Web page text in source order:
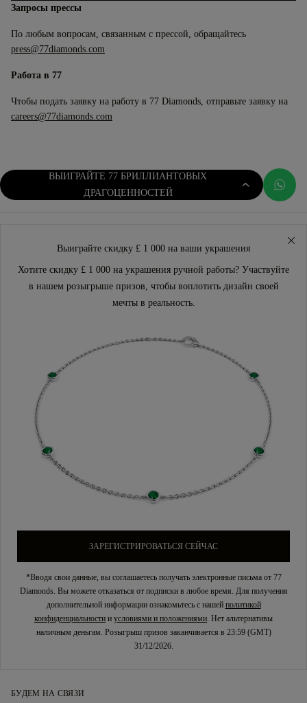
Запросы прессы
По любым вопросам, связанным с прессой, обращайтесь
press@77diamonds.com
Работа в 77
Чтобы подать заявку на работу в 77 Diamonds, отправьте заявку на
careers@77diamonds.com
ВЫИГРАЙТЕ 77 БРИЛЛИАНТОВЫХ
ДРАГОЦЕННОСТЕЙ
Выиграйте скидку £ 1 000 на ваши украшения
Хотите скидку £ 1 000 на украшения ручной работы? Участвуйте
в нашем розыгрыше призов, чтобы воплотить дизайн своей
мечты в реальность.
ЗАРЕГИСТРИРОВАТЬСЯ СЕЙЧАС
*Вводя свои данные, вы соглашаетесь получать электронные письма от 77
Diamonds. Вы можете отказаться от подписки в любое время. Для получения
дополнительной информации ознакомьтесь с нашей политикой
конфиденциальности и условиями и положениями. Нет альтернативы
наличным деньгам. Розыгрыш призов заканчивается в 23:59 (GMT)
31/12/2026.
БУДЕМ НА СВЯЗИ